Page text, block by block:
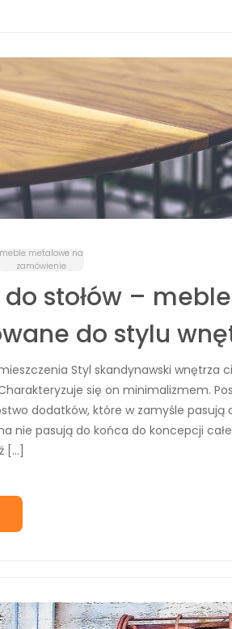
meble metalowe na
zamówienie
do stołów –
do stylu
Styl skandynawski wnętrza
się on minimalizmem.
dodatków, które w zamyśle
nie pasują do końca do koncepcji
[…]